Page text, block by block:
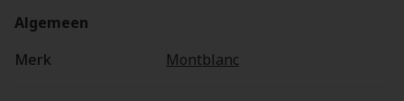
Algemeen
Merk
Montblanc